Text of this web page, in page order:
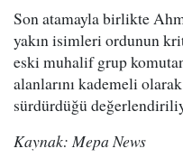
Son atamayla birlikte
yakın isimleri ordunun
eski muhalif grup
alanlarını kademeli
sürdürdüğü
Kaynak: Mepa News